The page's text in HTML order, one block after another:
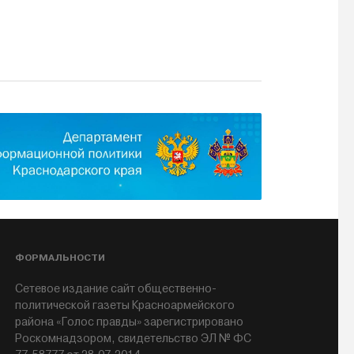
ФОРМАЛЬНОСТИ
Сетевое издание сайт общественно-
политической газеты Красноармейского
района «Голос правды» зарегистрировано
Роскомнадзором, свидетельство ЭЛ № ФС